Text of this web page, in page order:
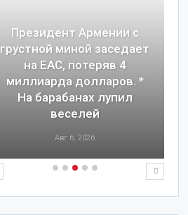
Президент Армении с
грустной миной заседает
на ЕАС, потеряв 4
миллиарда долларов. *
На барабанах лупил
веселей
Авг 6, 2026